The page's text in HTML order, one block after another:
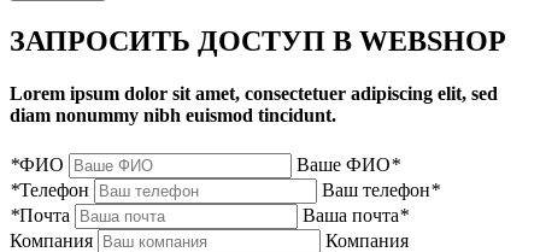
ЗАПРОСИТЬ ДОСТУП В WEBSHOP
Lorem ipsum dolor sit amet, consectetuer adipiscing elit, sed
diam nonummy nibh euismod tincidunt.
*ФИО Ваше ФИО*
*Телефон Ваш телефон*
*Почта Ваша почта*
Компания
Компания